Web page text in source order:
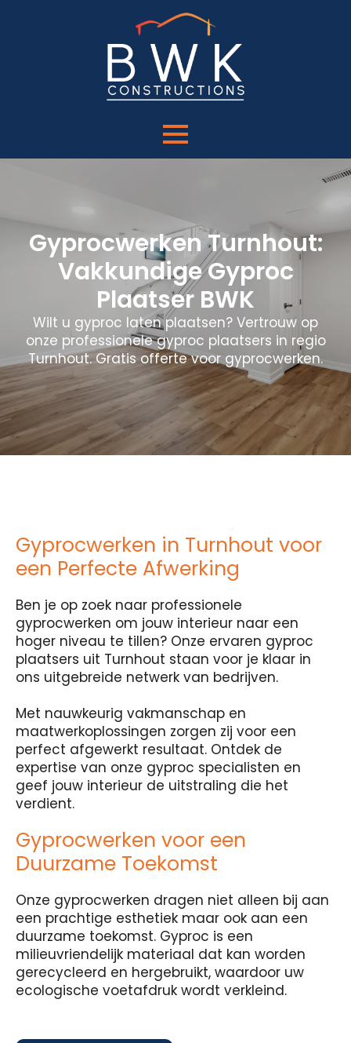
Gyprocwerken Turnhout:
Vakkundige Gyproc
Plaatser BWK
Wilt u gyproc laten plaatsen? Vertrouw op
onze professionele gyproc plaatsers in regio
Turnhout. Gratis offerte voor gyprocwerken.
Gyprocwerken in Turnhout voor
een Perfecte Afwerking
Ben je op zoek naar professionele
gyprocwerken om jouw interieur naar een
hoger niveau te tillen? Onze ervaren gyproc
plaatsers uit Turnhout staan voor je klaar in
ons uitgebreide netwerk van bedrijven.
Met nauwkeurig vakmanschap en
maatwerkoplossingen zorgen zij voor een
perfect afgewerkt resultaat. Ontdek de
expertise van onze gyproc specialisten en
geef jouw interieur de uitstraling die het
verdient.
Gyprocwerken voor een
Duurzame Toekomst
Onze gyprocwerken dragen niet alleen bij aan
een prachtige esthetiek maar ook aan een
duurzame toekomst. Gyproc is een
milieuvriendelijk materiaal dat kan worden
gerecycleerd en hergebruikt, waardoor uw
ecologische voetafdruk wordt verkleind.